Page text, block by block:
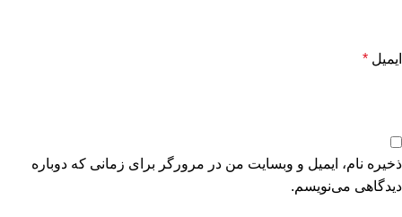
ایمیل *
ذخیره نام، ایمیل و وبسایت من در مرورگر برای زمانی که دوباره
دیدگاهی می‌نویسم.